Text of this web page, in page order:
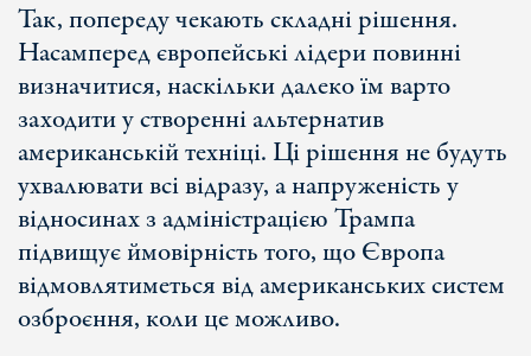
Так, попереду чекають складні рішення.
Насамперед європейські лідери повинні
визначитися, наскільки далеко їм варто
заходити у створенні альтернатив
американській техніці. Ці рішення не будуть
ухвалювати всі відразу, а напруженість у
відносинах з адміністрацією Трампа
підвищує ймовірність того, що Європа
відмовлятиметься від американських систем
озброєння, коли це можливо.